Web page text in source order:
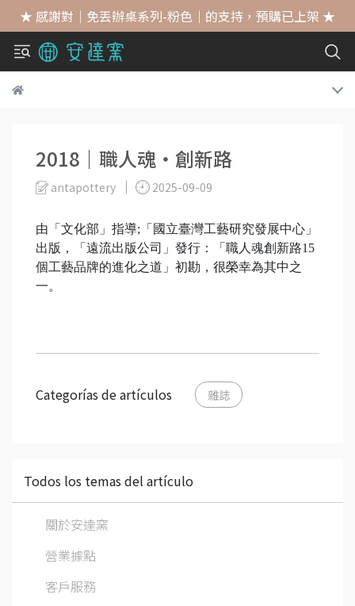
★ 感謝對｜免丟辦桌系列-粉色｜的支持，預購已上架 ★
2018｜職人魂‧創新路
antapottery 2025-09-09
由「文化部」指導;「國立臺灣工藝研究發展中心」
出版，「遠流出版公司」發行：「職人魂創新路15
個工藝品牌的進化之道」初勘，很榮幸為其中之
一。
Categorías de artículos 雜誌
Todos los temas del artículo
關於安達窯
營業據點
客戶服務